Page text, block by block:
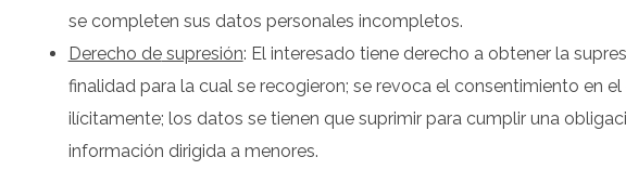
se completen sus datos personales incompletos.
Derecho desupresión: El interesado tiene derecho a obtener la
finalidad para la cual se recogieron; se revoca el consentimiento en
ilícitamente; los datos se tienen que suprimir para cumplir una
información dirigida a menores.